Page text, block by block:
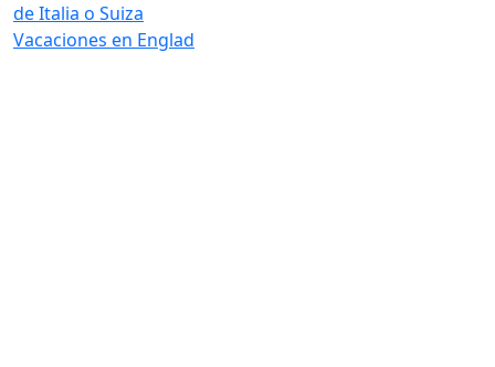
de Italia o Suiza
Vacaciones en Englad